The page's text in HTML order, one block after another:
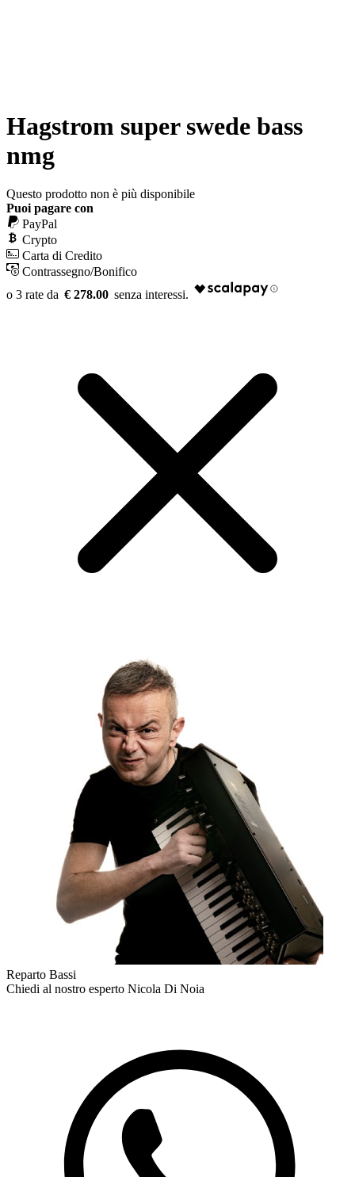
Hagstrom super swede bass
nmg
Questo prodotto non è più disponibile
Puoi pagare con
PayPal
Crypto
Carta di Credito
Contrassegno/Bonifico
€ 278.00
Reparto Bassi
Chiedi al nostro esperto Nicola Di Noia